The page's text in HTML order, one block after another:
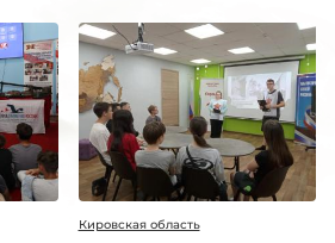
Кировская область